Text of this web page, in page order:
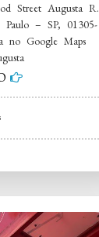
Street Augusta R.
Paulo – SP, 01305-
no Google Maps
em
Food